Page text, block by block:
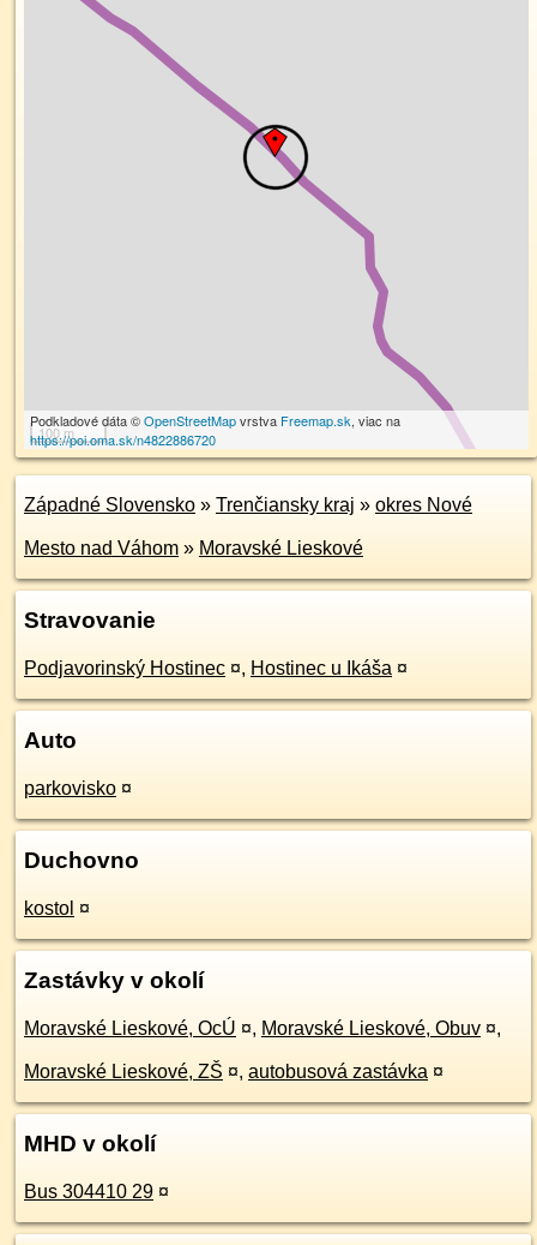
100 m
Podkladové dáta ©OpenStreetMapvrstva Freemap.sk, viac na
https://poi.oma.sk/n4822886720
Západné Slovensko » Trenčiansky kraj » okres Nové
Mesto nad Váhom » Moravské Lieskové
Stravovanie
Podjavorinský Hostinec ¤, Hostinec u Ikáša ¤
Auto
parkovisko ¤
Duchovno
kostol ¤
Zastávky v okolí
Moravské Lieskové, OcÚ ¤, Moravské Lieskové, Obuv ¤,
Moravské Lieskové, ZŠ ¤, autobusová zastávka ¤
MHD v okolí
Bus 304410 29 ¤